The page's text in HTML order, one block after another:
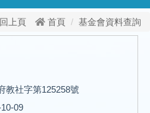
回上頁 首頁 基金會資料查詢
教社字第125258號
09